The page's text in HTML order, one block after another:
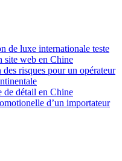
de luxe internationale teste
site web en Chine
risques pour un opérateur
de détail en Chine
d’un importateur